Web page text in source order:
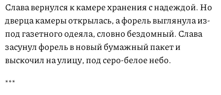
Слава вернулся к камере хранения с надеждой. Но
дверца камеры открылась, а форель выглянула из-
под газетного одеяла, словно бездомный. Слава
засунул форель в новый бумажный пакет и
выскочил на улицу, под серо-белое небо.
***